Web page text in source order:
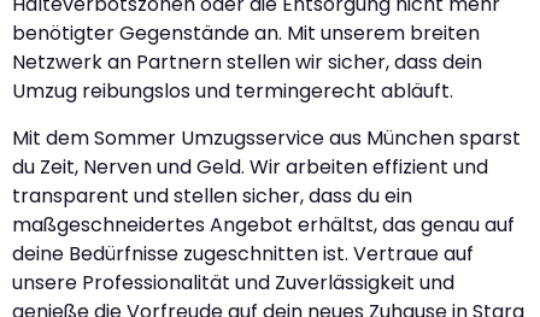
benötigter Gegenstände an. Mit unserem breiten
Netzwerk an Partnern stellen wir sicher, dass dein
Umzug reibungslos und termingerecht abläuft.
Mit dem Sommer Umzugsservice aus München sparst
du Zeit, Nerven und Geld. Wir arbeiten effizient und
transparent und stellen sicher, dass du ein
maßgeschneidertes Angebot erhältst, das genau auf
deine Bedürfnisse zugeschnitten ist. Vertraue auf
unsere Professionalität und Zuverlässigkeit und
genieße die Vorfreude auf dein neues Zuhause in Stara